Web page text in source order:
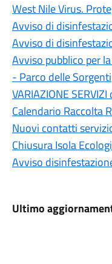
West Nile Virus.
Avviso di
Avviso di
Avviso pubblico per
- Parco delle Sorgenti
VARIAZIONE
Calendario Raccolta
Nuovi contatti
Chiusura Isola
Avviso
Ultimo